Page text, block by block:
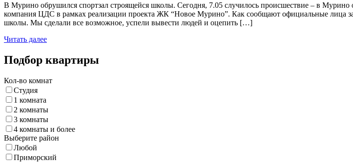
В Мурино обрушился спортзал строящейся школы. Сегодня, 7.05 случилось происшествие – в
компания ЦДС в рамках реализации проекта ЖК “Новое Мурино”. Как сообщают официальные лица
школы. Мы сделали все возможное, успели вывести людей и оцепить […]
Читать далее
Подбор квартиры
Кол-во комнат
Студия
1 комната
2 комнаты
3 комнаты
4 комнаты и более
Выберите район
Любой
Приморский